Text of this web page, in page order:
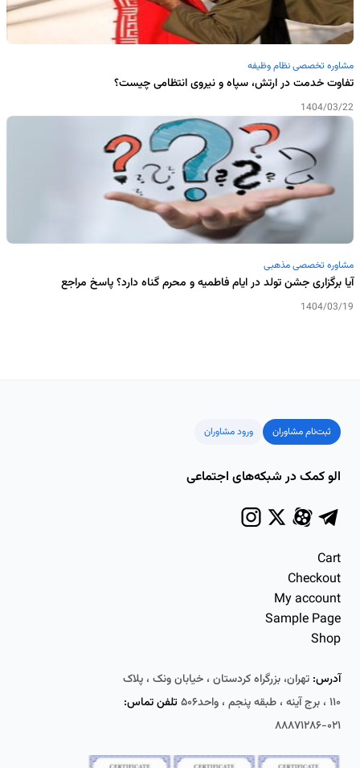
مشاوره تخصصی نظام وظیفه
تفاوت خدمت در ارتش، سپاه و نیروی انتظامی چیست؟
1404/03/22
مشاوره تخصصی مذهبی
آیا برگزاری جشن تولد در ایام فاطمیه و محرم گناه دارد؟ پاسخ مراجع
1404/03/19
ثبت‌نام مشاوران ورود مشاوران
الو کمک در شبکه‌های اجتماعی
Cart
Checkout
My account
Sample Page
Shop
آدرس: تهران، بزرگراه کردستان ، خیابان ونک ، پلاک
۱۱۰ ، برج آینه ، طبقه پنجم ، واحد۵۰۶
تلفن تماس:
۰۲۱-۸۸۸۷۱۲۸۶